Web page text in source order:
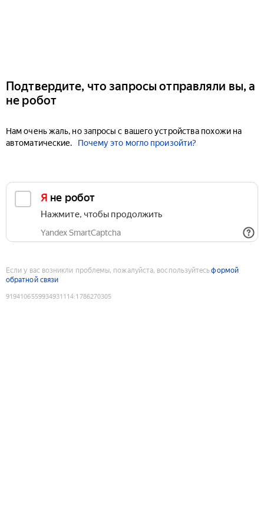
Подтвердите, что запросы отправляли вы, а
не робот
Нам очень жаль, но запросы с вашего устройства похожи на
автоматические.
Почему это могло произойти?
Я не робот
Нажмите, чтобы продолжить
Yandex SmartCaptcha
Если у вас возникли проблемы, пожалуйста, воспользуйтесьформой
обратной связи
9194106559934931114:1786270305